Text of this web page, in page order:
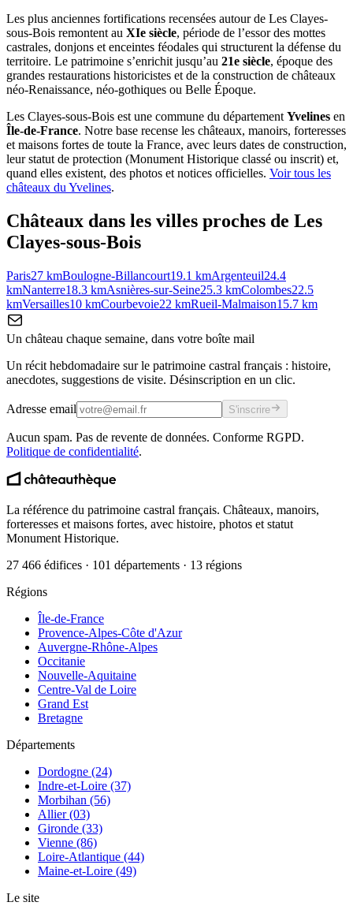
Les plus anciennes fortifications recensées autour de Les Clayes-
sous-Bois remontent au XIe siècle, période de l’essor des mottes
castrales, donjons et enceintes féodales qui structurent la défense du
territoire. Le patrimoine s’enrichit jusqu’au 21e siècle, époque des
grandes restaurations historicistes et de la construction de châteaux
néo-Renaissance, néo-gothiques ou Belle Époque.
Les Clayes-sous-Bois est une commune du départementYvelines en
Île-de-France. Notre base recense les châteaux, manoirs, forteresses
et maisons fortes de toute la France, avec leurs dates de construction,
leur statut de protection (Monument Historique classé ou inscrit) et,
quand elles existent, des photos et notices officielles. Voir tous les
châteaux duYvelines.
Châteaux dans les villes proches de Les
Clayes-sous-Bois
Paris27 kmBoulogne-Billancourt19.1 kmArgenteuil24.4
kmNanterre18.3 kmAsnières-sur-Seine25.3 kmColombes22.5
kmVersailles10 kmCourbevoie22 kmRueil-Malmaison15.7 km
Un château chaque semaine, dans votre boîte mail
Un récit hebdomadaire sur le patrimoine castral français : histoire,
anecdotes, suggestions de visite. Désinscription en un clic.
Adresse email S'inscrire
Aucun spam. Pas de revente de données. Conforme RGPD.
Politique de confidentialité.
La référence du patrimoine castral français. Châteaux, manoirs,
forteresses et maisons fortes, avec histoire, photos et statut
Monument Historique.
27 466 édifices · 101 départements · 13 régions
Régions
Île-de-France
Provence-Alpes-Côte d'Azur
Auvergne-Rhône-Alpes
Occitanie
Nouvelle-Aquitaine
Centre-Val de Loire
Grand Est
Bretagne
Départements
Dordogne (24)
Indre-et-Loire (37)
Morbihan (56)
Allier (03)
Gironde (33)
Vienne (86)
Loire-Atlantique (44)
Maine-et-Loire (49)
Le site